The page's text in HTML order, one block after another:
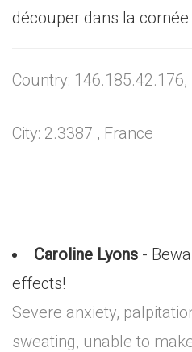
découper dans la
Country: 146.185.42.176,
City: 2.3387 , France
Caroline Lyons -
effects!
Severe anxiety,
sweating, unable to